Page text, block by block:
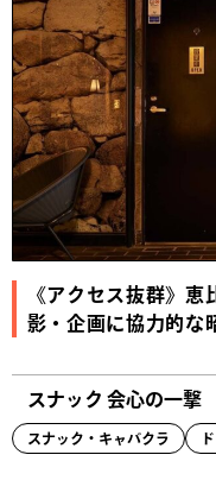
《アクセス抜群》
影・企画に協力的な
スナック 会心の一撃
スナック・キャバクラ